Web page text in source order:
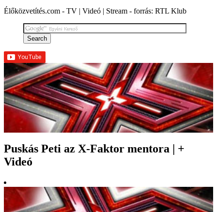
Élőközvetítés.com - TV | Videó | Stream - forrás: RTL Klub
Puskás Peti az X-Faktor mentora | +
Videó